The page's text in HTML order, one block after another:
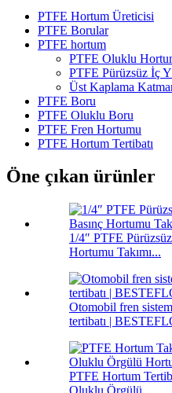
PTFE Hortum Üreticisi
PTFE Borular
PTFE hortum
PTFE Oluklu
PTFE Pürüzsüz İç
Üst Kaplama
PTFE Boru
PTFE Oluklu Boru
PTFE Fren Hortumu
PTFE Hortum Tertibatı
Öne çıkan ürünler
1/4″ PTFE
Hortumu Takımı...
Otomobil fren
tertibatı |
PTFE Hortum